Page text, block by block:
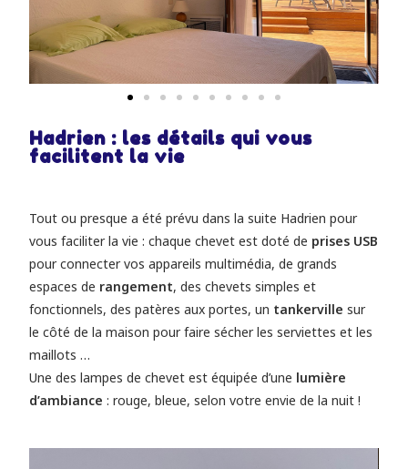
Hadrien : les détails qui vous
facilitent la vie
Tout ou presque a été prévu dans la suite Hadrien pour
vous faciliter la vie : chaque chevet est doté de prises USB
pour connecter vos appareils multimédia, de grands
espaces de rangement, des chevets simples et
fonctionnels, des patères aux portes, un tankerville sur
le côté de la maison pour faire sécher les serviettes et les
maillots …
Une des lampes de chevet est équipée d’une lumière
d’ambiance : rouge, bleue, selon votre envie de la nuit !